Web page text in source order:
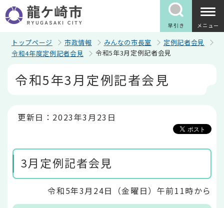
の
ペ
早引き メニュー
トップページ 市政情報 みんなの市長室
定例記者会見
令和4年度定例記者会見
令和5年3月定例記者会見
令和5年3月定例記者会見
更新日：2023年3月23日
3月定例記者会見
令和5年3月24日（金曜日）午前11時から